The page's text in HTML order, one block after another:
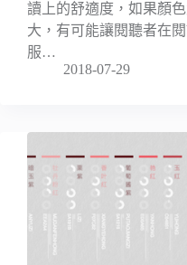
讀上的舒適度，如果顏
大，有可能讓閱聽者在
服…
2018-07-29